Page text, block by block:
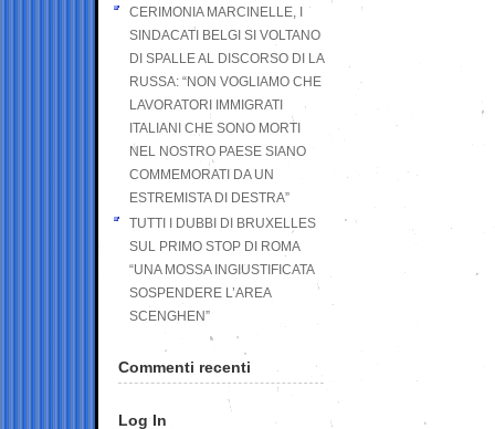
CERIMONIA MARCINELLE, I
SINDACATI BELGI SI VOLTANO
DI SPALLE AL DISCORSO DI LA
RUSSA: “NON VOGLIAMO CHE
LAVORATORI IMMIGRATI
ITALIANI CHE SONO MORTI
NEL NOSTRO PAESE SIANO
COMMEMORATI DA UN
ESTREMISTA DI DESTRA”
TUTTI I DUBBI DI BRUXELLES
SUL PRIMO STOP DI ROMA
“UNA MOSSA INGIUSTIFICATA
SOSPENDERE L’AREA
SCENGHEN”
Commenti recenti
Log In